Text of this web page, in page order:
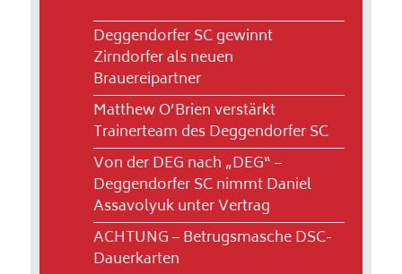
Deggendorfer SC gewinnt
Zirndorfer als neuen
Brauereipartner
Matthew O’Brien verstärkt
Trainerteam des Deggendorfer SC
Von der DEG nach „DEG“ –
Deggendorfer SC nimmt Daniel
Assavolyuk unter Vertrag
ACHTUNG – Betrugsmasche DSC-
Dauerkarten